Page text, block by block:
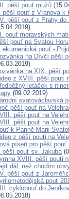
pěší pouť mužů
pěší pouť z Vranova k
pěší pouť z Prahy
pouť moravských
pouť na Svatou Horu
ekumenická pouť -
na Dívčí pěší
na XIX. pěší
z XVIII. pěší pouti
letáček s
(09.02.2019)
svatováclavská
pěší pouť na
pěší pouť na
pěší pouť na
k Panně Marii
z pěší pouti na
píseň pro pěší
pěší pouť sv. Jakuba
XVIII. pěší pouti
dál, než chodím
pěší pouť z
pouť
cyklopouť do